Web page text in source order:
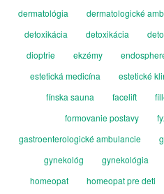
dermatológia
dermatologické
detoxikácia
detoxikácia
dioptrie
ekzémy
estetická medicína
estetické
fínska sauna
facelift
formovanie postavy
gastroenterologické ambulancie
gynekológ
gynekológia
homeopat
homeopat pre deti